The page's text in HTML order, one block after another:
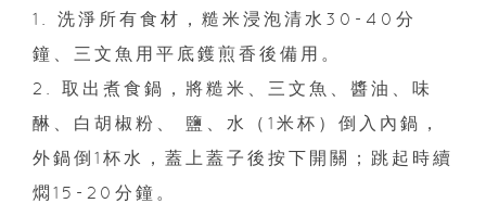
1. 洗淨所有食材，糙米浸泡清水30-40分
鐘、三文魚用平底鑊煎香後備用。
2. 取出煮食鍋，將糙米、三文魚、醬油、味
醂、白胡椒粉、 鹽、水（1米杯）倒入內鍋，
外鍋倒1杯水，蓋上蓋子後按下開關；跳起時續
燜15-20分鐘。